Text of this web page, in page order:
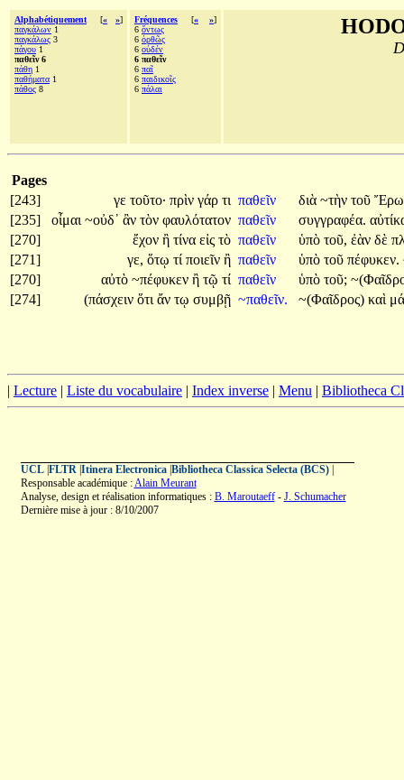
Alphabétiquement [« »]
παγκάλων 1
παγκάλως 3
πάγου 1
παθεῖν 6
πάθη 1
παθήματα 1
πάθος 8
Fréquences [« »]
6 ὄντως
6 ὀρθῶς
6 οὐδέν
6 παθεῖν
6 παῖ
6 παιδικοῖς
6 πάλαι
Pages
[243]
γε τοῦτο· πρὶν γάρ τι παθεῖν διὰ ~τὴν τοῦ
[235]
οἶμαι ~οὐδ᾽ ἂν τὸν φαυλότατον παθεῖν συγγραφέα.
[270]
ἔχον ἢ τίνα εἰς τὸ παθεῖν ὑπὸ τοῦ, ἐὰν δὲ
[271]
γε, ὅτῳ τί ποιεῖν ἢ παθεῖν ὑπὸ τοῦ πέφυκεν.
[270]
αὐτὸ ~πέφυκεν ἢ τῷ τί παθεῖν ὑπὸ τοῦ;
[274]
(πάσχειν ὅτι ἄν τῳ συμβῇ ~παθεῖν. ~(Φαῖδρος) καὶ
| Lecture | Liste du vocabulaire | Index inverse | Menu | Bibliotheca
UCL| FLTR| Itinera Electronica| Bibliotheca Classica Selecta (BCS)|
Responsable académique :Alain Meurant
Analyse, design et réalisation informatiques : B. Maroutaeff- J. Schumacher
Dernière mise à jour : 8/10/2007